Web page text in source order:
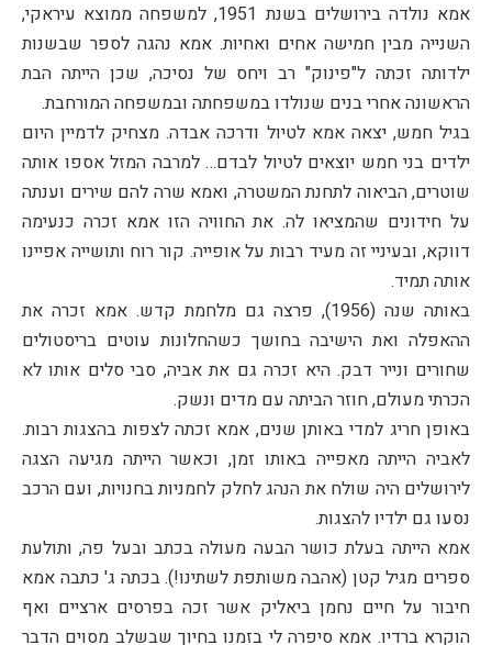
אמא נולדה בירושלים בשנת 1951, למשפחה ממוצא עיראקי,
השנייה מבין חמישה אחים ואחיות. אמא נהגה לספר שבשנות
ילדותה זכתה ל"פינוק" רב ויחס של נסיכה, שכן הייתה הבת
הראשונה אחרי בנים שנולדו במשפחתה ובמשפחה המורחבת.
בגיל חמש, יצאה אמא לטיול ודרכה אבדה. מצחיק לדמיין היום
ילדים בני חמש יוצאים לטיול לבדם… למרבה המזל אספו אותה
שוטרים, הביאוה לתחנת המשטרה, ואמא שרה להם שירים וענתה
על חידונים שהמציאו לה. את החוויה הזו אמא זכרה כנעימה
דווקא, ובעיניי זה מעיד רבות על אופייה. קור רוח ותושייה אפיינו
אותה תמיד.
באותה שנה (1956), פרצה גם מלחמת קדש. אמא זכרה את
ההאפלה ואת הישיבה בחושך כשהחלונות עוטים בריסטולים
שחורים ונייר דבק. היא זכרה גם את אביה, סבי סלים אותו לא
הכרתי מעולם, חוזר הביתה עם מדים ונשק.
באופן חריג למדי באותן שנים, אמא זכתה לצפות בהצגות רבות.
לאביה הייתה מאפייה באותו זמן, וכאשר הייתה מגיעה הצגה
לירושלים היה שולח את הנהג לחלק לחמניות בחנויות, ועם הרכב
נסעו גם ילדיו להצגות.
אמא הייתה בעלת כושר הבעה מעולה בכתב ובעל פה, ותולעת
ספרים מגיל קטן (אהבה משותפת לשתינו!). בכתה ג' כתבה אמא
חיבור על חיים נחמן ביאליק אשר זכה בפרסים ארציים ואף
הוקרא ברדיו. אמא סיפרה לי בזמנו בחיוך שבשלב מסוים הדבר